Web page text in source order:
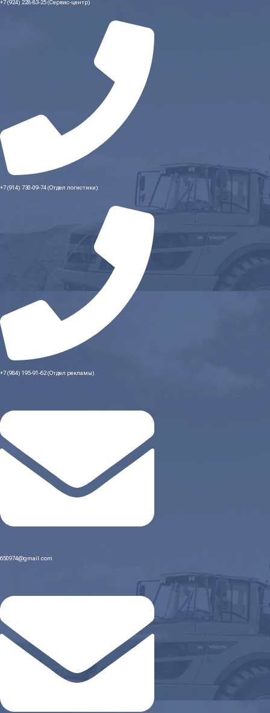
+7 (924) 228-83-25 (Сервис-центр)
+7 (914) 730-09-74 (Отдел логистики)
+7 (984) 195-91-62 (Отдел рекламы)
650974@gmail.com